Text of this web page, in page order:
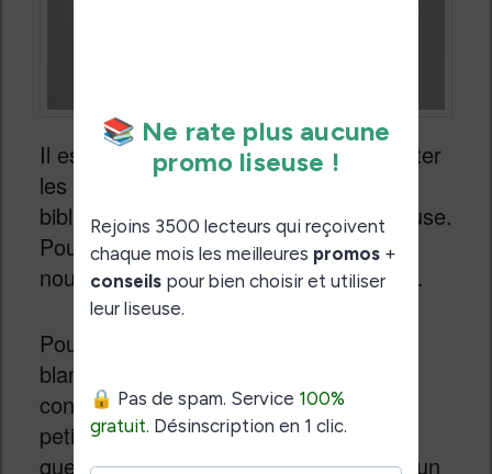
Il est donc très sympathique de consulter
les couvertures des livres dans la
bibliothèque ou la librairie de votre liseuse.
Pour ce qui est des bandes dessinées,
nous allons voir cela un peu plus tard…
Pour ce qui est de l’affichage en noir et
blanc, on a quelque chose de très bien
conçu également. Mise à côté de sa
petite sœur noir et blanc, il est évident
que cet écran couleur ne propose pas un